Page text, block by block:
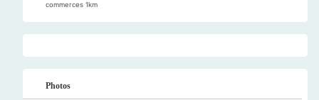
commerces 1km
Photos